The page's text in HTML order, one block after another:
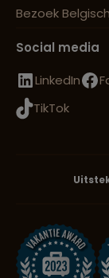
Bezoek
Social media
LinkedIn
TikTok